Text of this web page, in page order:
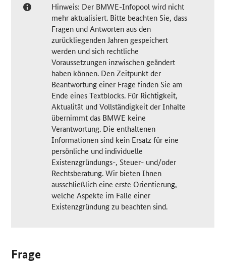
Hinweis: Der BMWE-Infopool wird nicht
mehr aktualisiert. Bitte beachten Sie, dass
Fragen und Antworten aus den
zurückliegenden Jahren gespeichert
werden und sich rechtliche
Voraussetzungen inzwischen geändert
haben können. Den Zeitpunkt der
Beantwortung einer Frage finden Sie am
Ende eines Textblocks. Für Richtigkeit,
Aktualität und Vollständigkeit der Inhalte
übernimmt das BMWE keine
Verantwortung. Die enthaltenen
Informationen sind kein Ersatz für eine
persönliche und individuelle
Existenzgründungs-, Steuer- und/oder
Rechtsberatung. Wir bieten Ihnen
ausschließlich eine erste Orientierung,
welche Aspekte im Falle einer
Existenzgründung zu beachten sind.
Frage